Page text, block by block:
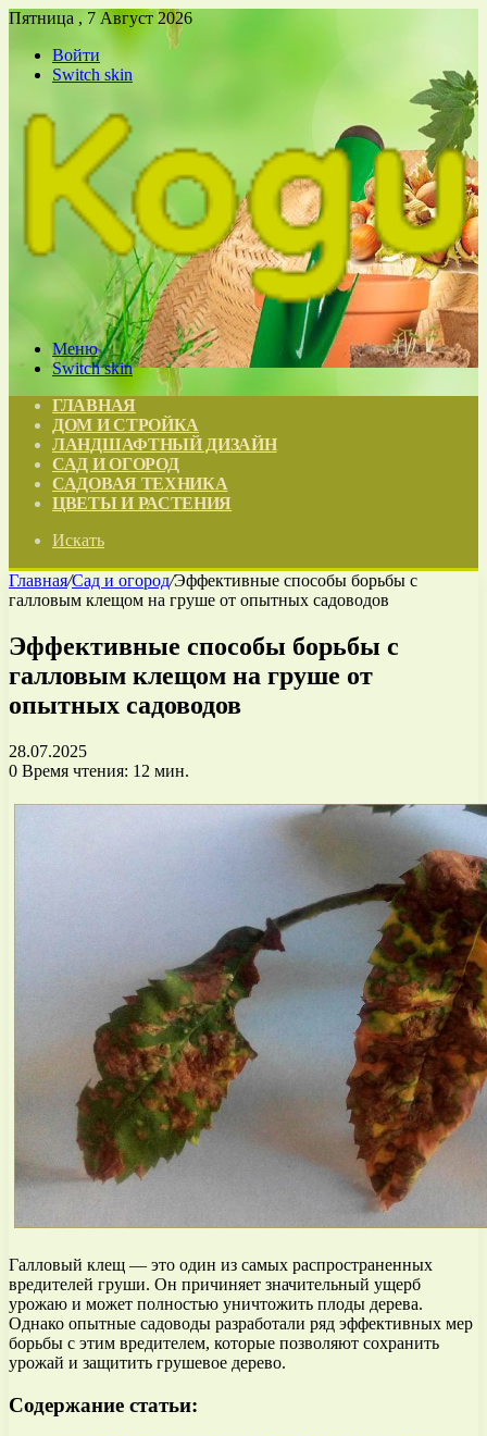
Пятница , 7 Август 2026
Войти
Switch skin
Меню
Switch skin
ГЛАВНАЯ
ДОМ И СТРОЙКА
ЛАНДШАФТНЫЙ ДИЗАЙН
САД И ОГОРОД
САДОВАЯ ТЕХНИКА
ЦВЕТЫ И РАСТЕНИЯ
Искать
Главная/Сад и огород/Эффективные способы борьбы с
галловым клещом на груше от опытных садоводов
Эффективные способы борьбы с
галловым клещом на груше от
опытных садоводов
28.07.2025
0 Время чтения: 12 мин.
Галловый клещ — это один из самых распространенных
вредителей груши. Он причиняет значительный ущерб
урожаю и может полностью уничтожить плоды дерева.
Однако опытные садоводы разработали ряд эффективных мер
борьбы с этим вредителем, которые позволяют сохранить
урожай и защитить грушевое дерево.
Содержание статьи: